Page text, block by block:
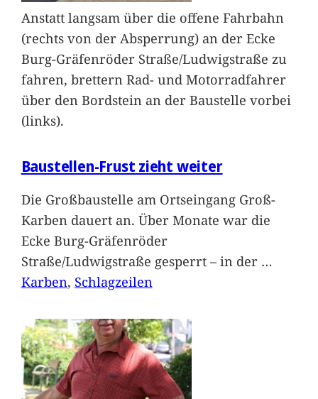
Anstatt langsam über die offene Fahrbahn
(rechts von der Absperrung) an der Ecke
Burg-Gräfenröder Straße/Ludwigstraße zu
fahren, brettern Rad- und Motorradfahrer
über den Bordstein an der Baustelle vorbei
(links).
Baustellen-Frust zieht weiter
Die Großbaustelle am Ortseingang Groß-
Karben dauert an. Über Monate war die
Ecke Burg-Gräfenröder
Straße/Ludwigstraße gesperrt – in der …
Karben, Schlagzeilen